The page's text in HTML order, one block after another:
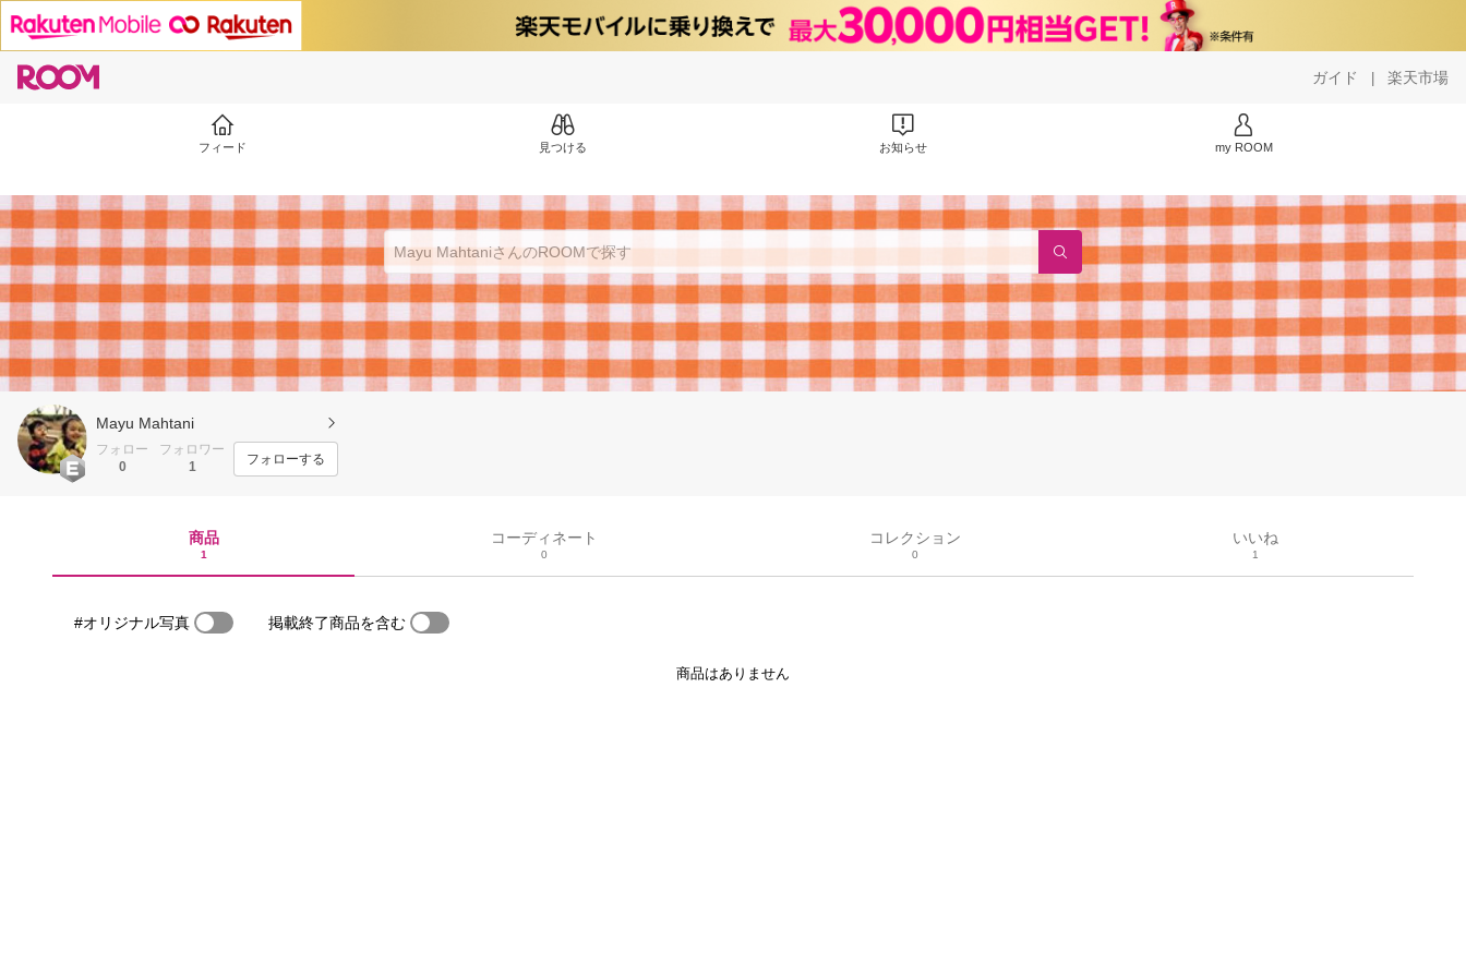
ガイド | 楽天市場
フィード 見つける お知らせ my ROOM
Mayu Mahtani
フォロー
0
フォロワー
1
フォローする
商品
1
コーディネート
0
コレクション
0
いいね
1
#オリジナル写真 掲載終了商品を含む
商品はありません